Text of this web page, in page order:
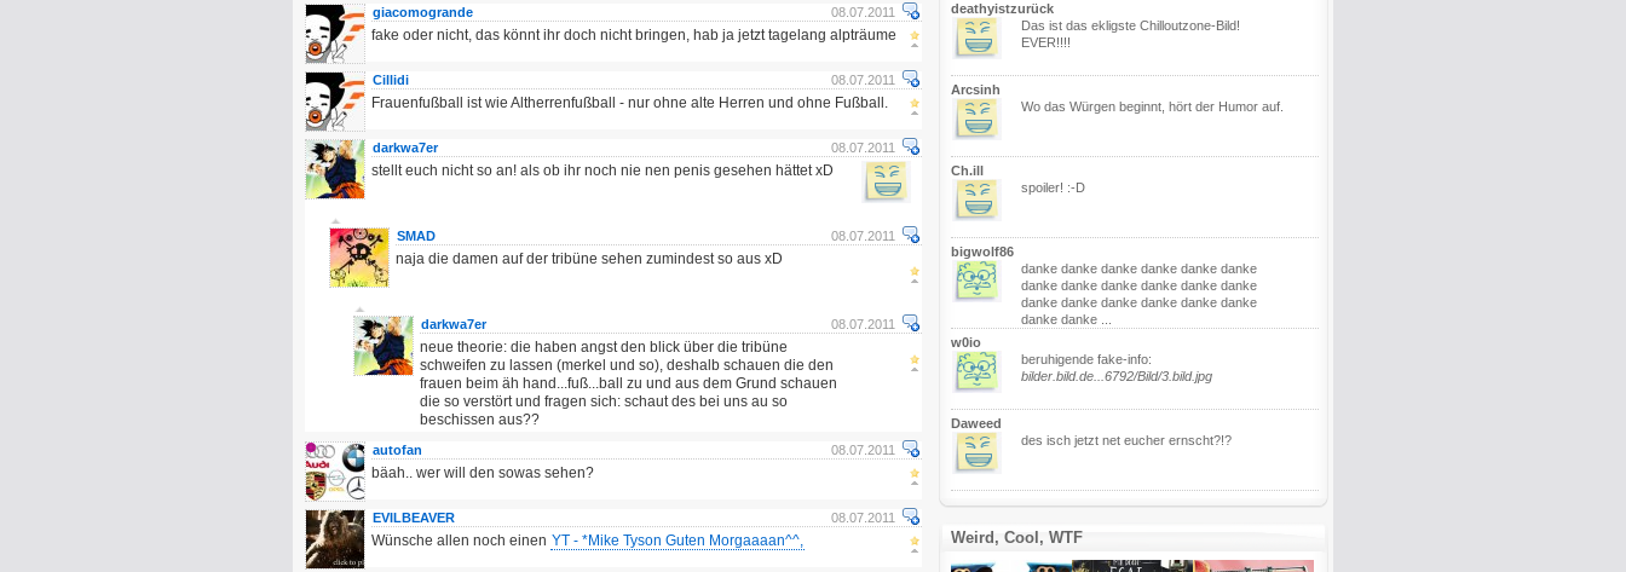
08.07.2011
giacomogrande
fake oder nicht, das könnt ihr doch nicht bringen, hab ja jetzt tagelang alpträume
08.07.2011
Cillidi
Frauenfußball ist wie Altherrenfußball - nur ohne alte Herren und ohne Fußball.
08.07.2011
darkwa7er
stellt euch nicht so an! als ob ihr noch nie nen penis gesehen hättet xD
08.07.2011
SMAD
naja die damen auf der tribüne sehen zumindest so aus xD
08.07.2011
darkwa7er
neue theorie: die haben angst den blick über die tribüne
schweifen zu lassen (merkel und so), deshalb schauen die den
frauen beim äh hand...fuß...ball zu und aus dem Grund schauen
die so verstört und fragen sich: schaut des bei uns au so
beschissen aus??
08.07.2011
autofan
bäah.. wer will den sowas sehen?
08.07.2011
EVILBEAVER
Wünsche allen noch einen YT - *Mike Tyson Guten Morgaaaan^^,
deathyistzurück
Das ist das ekligste Chilloutzone-Bild!
EVER!!!!
Arcsinh
Wo das Würgen beginnt, hört der Humor auf.
Ch.ill
spoiler! :-D
bigwolf86
danke danke danke danke danke danke
danke danke danke danke danke danke
danke danke danke danke danke danke
danke danke ...
w0io
beruhigende fake-info:
bilder.bild.de...6792/Bild/3.bild.jpg
Daweed
des isch jetzt net eucher ernscht?!?
Weird, Cool, WTF